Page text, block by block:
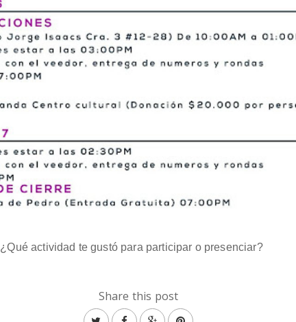
¿Qué actividad te gustó para participar o presenciar?
Share this post